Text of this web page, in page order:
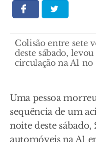
Colisão entre sete
deste sábado,
circulação na A1
Uma pessoa
sequência de um
noite deste sábado,
automóveis na A1